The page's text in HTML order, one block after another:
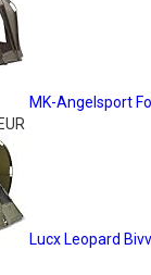
MK-Angelsport
Lucx Leopard